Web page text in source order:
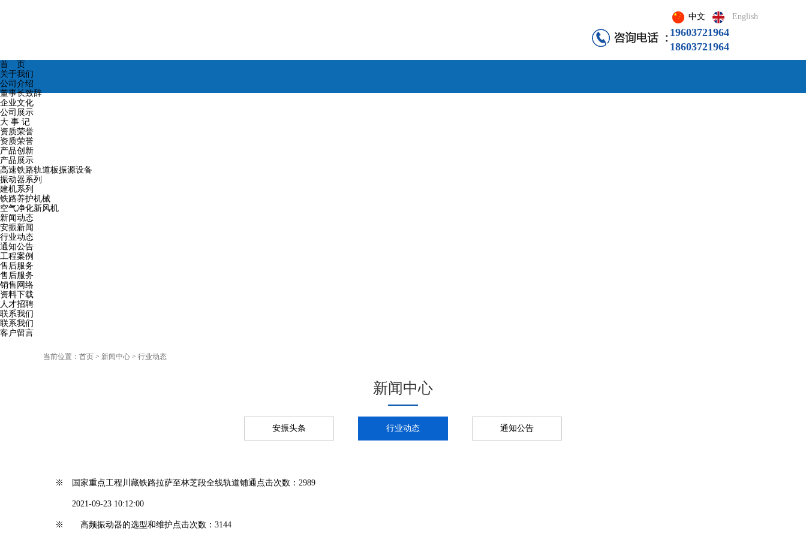
中文 English
19603721964
18603721964
首 页
关于我们
公司介绍
董事长致辞
企业文化
公司展示
大 事 记
资质荣誉
资质荣誉
产品创新
产品展示
高速铁路轨道板振源设备
振动器系列
建机系列
铁路养护机械
空气净化新风机
新闻动态
安振新闻
行业动态
通知公告
工程案例
售后服务
售后服务
销售网络
资料下载
人才招聘
联系我们
联系我们
客户留言
当前位置： 首页 > 新闻中心 > 行业动态
新闻中心
安振头条 行业动态 通知公告
※ 国家重点工程川藏铁路拉萨至林芝段全线轨道铺通 点击次数：2989
2021-09-23 10:12:00
※ 高频振动器的选型和维护点击次数：3144